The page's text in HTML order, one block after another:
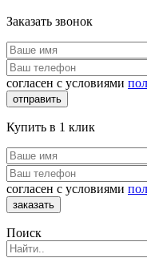
Заказать звонок
согласен с условиями
отправить
Купить в 1 клик
согласен с условиями
заказать
Поиск